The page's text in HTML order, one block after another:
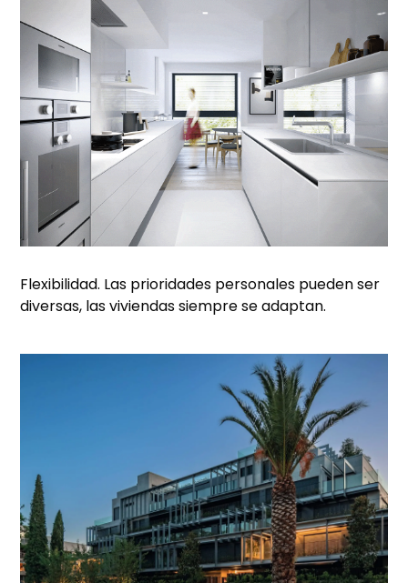
Flexibilidad. Las prioridades personales pueden ser
diversas, las viviendas siempre se adaptan.